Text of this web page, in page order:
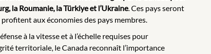
la Roumanie, la Türkiye et l’Ukraine. Ces pays seront
aux économies des pays membres.
à la vitesse et à l’échelle requises pour
territoriale, le Canada reconnaît l’importance